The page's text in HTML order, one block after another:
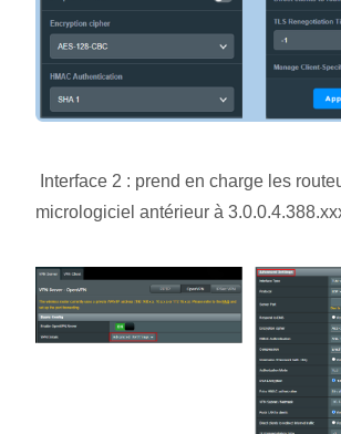
Interface 2 : prend en charge les
micrologiciel antérieur à